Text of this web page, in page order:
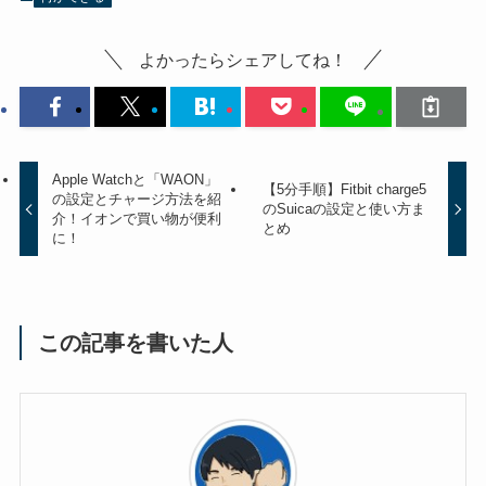
よかったらシェアしてね！
Apple Watchと「WAON」
の設定とチャージ方法を紹
介！イオンで買い物が便利
に！
【5分手順】Fitbit charge5
のSuicaの設定と使い方ま
とめ
この記事を書いた人